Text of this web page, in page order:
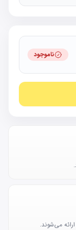
ناموجود
می‌شوند.